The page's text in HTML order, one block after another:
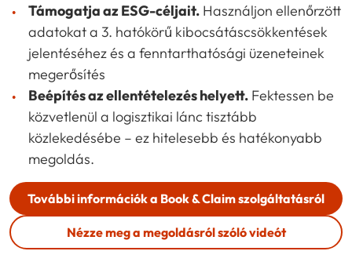
Támogatja az ESG-céljait. Használjon ellenőrzött
adatokat a 3. hatókörű kibocsátáscsökkentések
jelentéséhez és a fenntarthatósági üzeneteinek
megerősítés
Beépítés az ellentételezés helyett. Fektessen be
közvetlenül a logisztikai lánc tisztább
közlekedésébe – ez hitelesebb és hatékonyabb
megoldás.
További információk a Book & Claim szolgáltatásról
Nézze meg a megoldásról szóló videót